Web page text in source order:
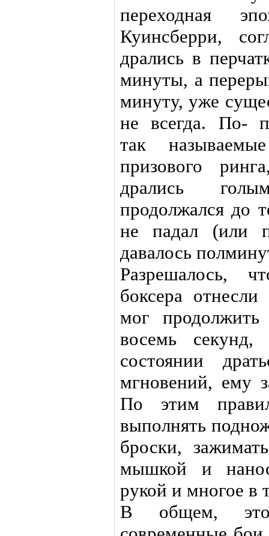
переходная
Куинсберри,
дрались в
минуты, а
минуту, уже
не всегда. По-
так
призового
дрались
продолжался до
не падал (или
давалось
Разрешалось,
боксера
мог
восемь
состоянии
мгновений, ему
По этим
выполнять
броски,
мышкой и
рукой и многое в
В общем, это